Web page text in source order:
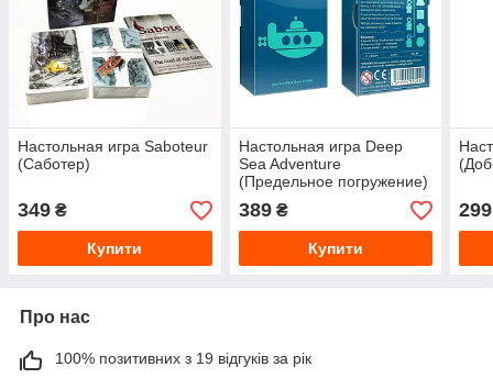
Настольная игра Saboteur
(Саботер)
349 ₴
Купити
Настольная игра Deep
Sea Adventure
(Предельное погружение)
389₴
Купити
299
Про нас
100% позитивних з 19 відгуків за рік